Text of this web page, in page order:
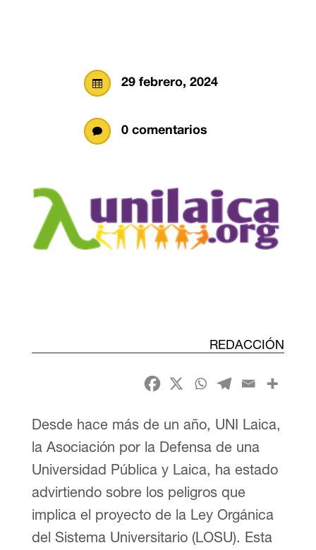
 29 febrero, 2024
 0 comentarios
REDACCIÓN
Desde hace más de un año, UNI Laica,
la Asociación por la Defensa de una
Universidad Pública y Laica, ha estado
advirtiendo sobre los peligros que
implica el proyecto de la Ley Orgánica
del Sistema Universitario (LOSU). Esta